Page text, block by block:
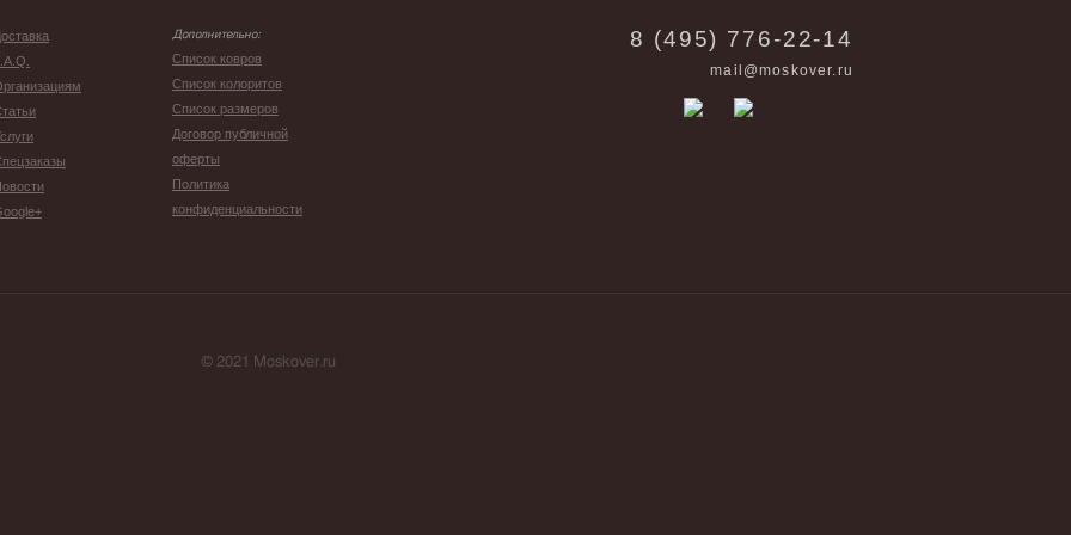
Дополнительно:
Список ковров
Список колоритов
Список размеров
Договор публичной
оферты
Политика
конфиденциальности
8 (495) 776-22-14
mail@moskover.ru
© 2021 Moskover.ru